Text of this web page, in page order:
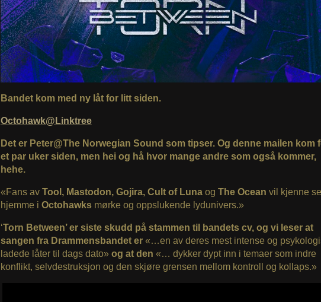
Bandet kom med ny låt for litt siden.
Octohawk@Linktree
Det er Peter@The Norwegian Sound som tipser. Og denne mailen kom
et par uker siden, men hei og hå hvor mange andre som også kommer,
hehe.
«Fans av Tool, Mastodon, Gojira, Cult of Lunaog The Ocean vil kjenne
hjemme i Octohawksmørke og oppslukende lydunivers.»
‘Torn Between’ er siste skudd på stammen til bandets cv, og vi leser at
sangen fra Drammensbandet er «…en av deres mest intense og
ladede låter til dags dato» og at den «… dykker dypt inn i temaer som indre
konflikt, selvdestruksjon og den skjøre grensen mellom kontroll og kollaps.»